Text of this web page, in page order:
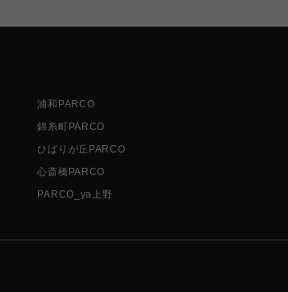
浦和PARCO
錦糸町PARCO
ひばりが丘PARCO
心斎橋PARCO
PARCO_ya上野